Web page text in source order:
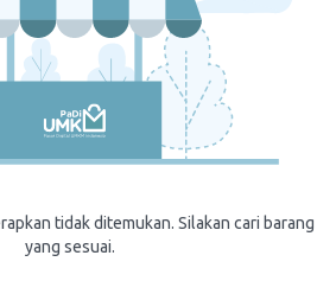
tidak ditemukan. Silakan cari barang
yang sesuai.